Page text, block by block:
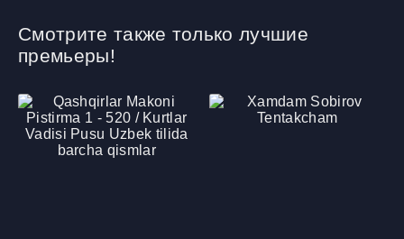
Смотрите также только лучшие
премьеры!